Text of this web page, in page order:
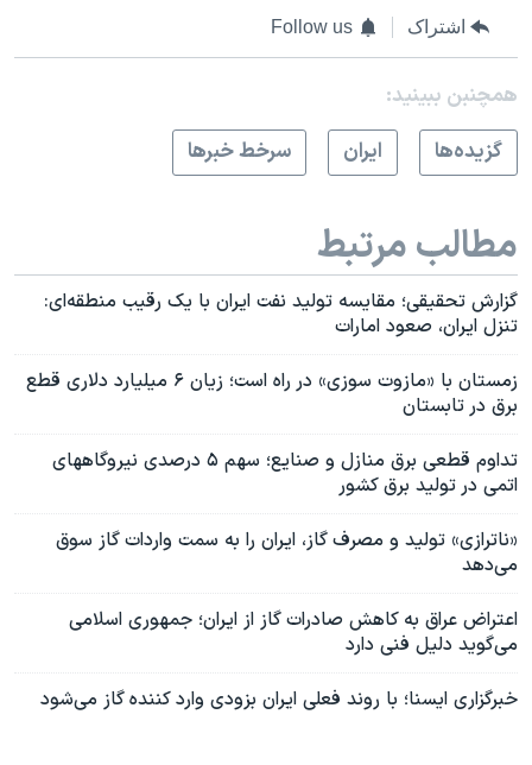
اشتراک Follow us
همچنبن ببینید:
گزيده‌ها
ايران سرخط خبرها
مطالب مرتبط
گزارش تحقیقی؛ مقایسه تولید نفت ایران با یک رقیب منطقه‌ای:
تنزل ایران، صعود امارات
زمستان با «مازوت سوزی» در راه است؛ زیان ۶ میلیارد دلاری قطع
برق در تابستان
تداوم قطعی برق منازل و صنایع؛ سهم ۵ درصدی نیروگاههای
اتمی در تولید برق کشور
«ناترازی» تولید و مصرف گاز، ایران را به سمت واردات گاز سوق
می‌دهد
اعتراض عراق به کاهش صادرات گاز از ایران؛ جمهوری اسلامی
می‌گوید دلیل فنی دارد
خبرگزاری ایسنا؛ با روند فعلی ایران بزودی وارد کننده گاز می‌شود